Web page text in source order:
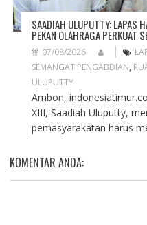
SAADIAH ULUPUTTY: LAPAS
PEKAN OLAHRAGA PERKUAT
07/08/2026
SEMANGAT PENGABDIAN,
ULUPUTTY
Ambon,
XIII, Saadiah Uluputty,
pemasyarakatan harus
KOMENTAR ANDA: